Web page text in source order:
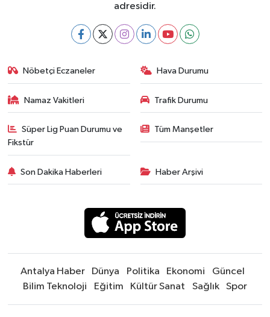
adresidir.
Nöbetçi Eczaneler Hava Durumu
Namaz Vakitleri Trafik Durumu
Süper Lig Puan Durumu ve
Fikstür
Tüm Manşetler
Son Dakika Haberleri Haber Arşivi
Antalya Haber Dünya Politika Ekonomi
Güncel
Bilim Teknoloji
Eğitim Kültür Sanat Sağlık Spor